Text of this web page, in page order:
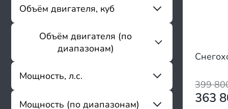
Sharmax
Alpine
Apache
Arctic Cat
Artelv
Avantis
Объём двигателя, куб
До
Объём двигателя (по
диапазонам)
до 148
301 - 800
Мощность, л.с.
От До
Мощность (по диапазонам)
399
363